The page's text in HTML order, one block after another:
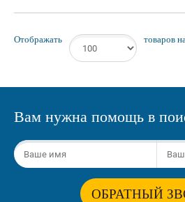
Отображать товаров
Вам нужна помощь в
ОБРАТНЫЙ